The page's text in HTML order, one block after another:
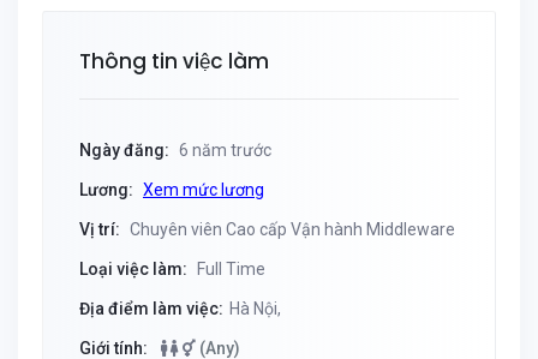
Thông tin việc làm
Ngày đăng: 6 năm trước
Lương: Xem mức lương
Vị trí: Chuyên viên Cao cấp Vận hành Middleware
Loại việc làm: Full Time
Địa điểm làm việc: Hà Nội,
Giới tính: (Any)